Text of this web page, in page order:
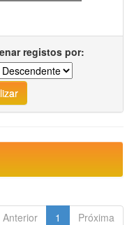
registos por:
Anterior 1 Próxima